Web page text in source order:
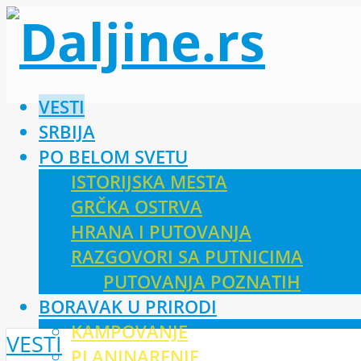
VESTI
SRBIJA
PO BELOM SVETU
ISTORIJSKA MESTA
GRČKA OSTRVA
HRANA I PUTOVANJA
RAZGOVORI SA PUTNICIMA
PUTOVANJA POZNATIH
BORAVAK U PRIRODI
KAMPOVANJE
VESTI